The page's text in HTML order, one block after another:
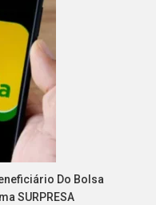
Do Bolsa
SURPRESA